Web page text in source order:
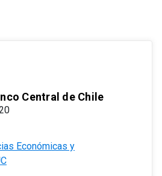
Central de Chile
Económicas y